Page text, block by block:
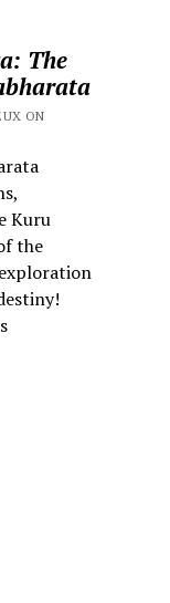
The
ON
Kuru
the